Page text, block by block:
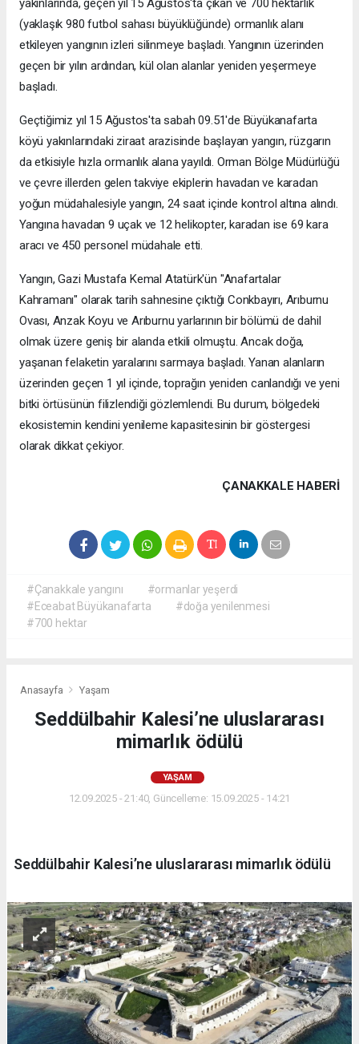
yakınlarında, geçen yıl 15 Ağustos'ta çıkan ve 700 hektarlık
(yaklaşık 980 futbol sahası büyüklüğünde) ormanlık alanı
etkileyen yangının izleri silinmeye başladı. Yangının üzerinden
geçen bir yılın ardından, kül olan alanlar yeniden yeşermeye
başladı.
Geçtiğimiz yıl 15 Ağustos'ta sabah 09.51'de Büyükanafarta
köyü yakınlarındaki ziraat arazisinde başlayan yangın, rüzgarın
da etkisiyle hızla ormanlık alana yayıldı. Orman Bölge Müdürlüğü
ve çevre illerden gelen takviye ekiplerin havadan ve karadan
yoğun müdahalesiyle yangın, 24 saat içinde kontrol altına alındı.
Yangına havadan 9 uçak ve 12 helikopter, karadan ise 69 kara
aracı ve 450 personel müdahale etti.
Yangın, Gazi Mustafa Kemal Atatürk'ün "Anafartalar
Kahramanı" olarak tarih sahnesine çıktığı Conkbayırı, Arıburnu
Ovası, Anzak Koyu ve Arıburnu yarlarının bir bölümü de dahil
olmak üzere geniş bir alanda etkili olmuştu. Ancak doğa,
yaşanan felaketin yaralarını sarmaya başladı. Yanan alanların
üzerinden geçen 1 yıl içinde, toprağın yeniden canlandığı ve yeni
bitki örtüsünün filizlendiği gözlemlendi. Bu durum, bölgedeki
ekosistemin kendini yenileme kapasitesinin bir göstergesi
olarak dikkat çekiyor.
ÇANAKKALE HABERİ
#Çanakkale yangını
#ormanlar yeşerdi
#Eceabat Büyükanafarta
#doğa yenilenmesi
#700 hektar
Anasayfa Yaşam
Seddülbahir Kalesi’ne uluslararası
mimarlık ödülü
YAŞAM
12.09.2025 - 21:40, Güncelleme: 15.09.2025 - 14:21
Seddülbahir Kalesi’ne uluslararası mimarlık ödülü